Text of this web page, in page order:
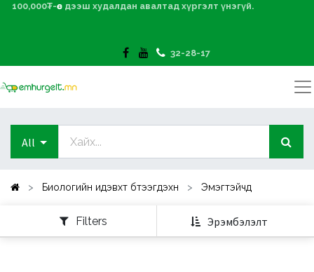
100,000₮-өөс дээш худалдан авалтад хүргэлт үнэгүй.
32-28-17
All
Биологийн идэвхт бүтээгдэхүүн Эмэгтэйчүүд
Filters Эрэмбэлэлт